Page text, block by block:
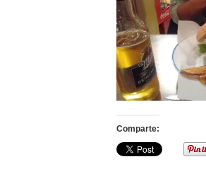
Comparte: